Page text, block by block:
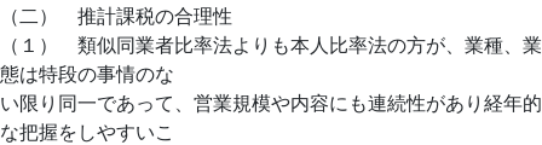
（二） 推計課税の合理性
（１） 類似同業者比率法よりも本人比率法の方が、業種、業
態は特段の事情のな
い限り同一であって、営業規模や内容にも連続性があり経年的
な把握をしやすいこ